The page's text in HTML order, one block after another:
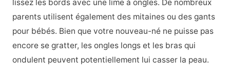
lissez les bords avec une lime à ongles. De nombreux
parents utilisent également des mitaines ou des gants
pour bébés. Bien que votre nouveau-né ne puisse pas
encore se gratter, les ongles longs et les bras qui
ondulent peuvent potentiellement lui casser la peau.